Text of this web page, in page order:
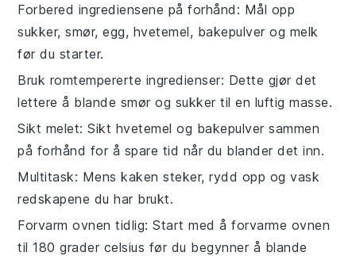
Forbered ingrediensene på forhånd : Mål opp
sukker,smør,egg, hvetemel, bakepulver og melk
før du starter.
Bruk romtempererte ingredienser: Dette gjør det
lettere å blande smør og sukker til en luftig masse.
Sikt melet: Sikt hvetemel og bakepulver sammen
på forhånd for å spare tid når du blander det inn.
Multitask: Mens kaken steker, rydd opp og vask
redskapene du har brukt.
Forvarm ovnen tidlig: Start med å forvarme ovnen
til 180 grader celsius før du begynner å blande